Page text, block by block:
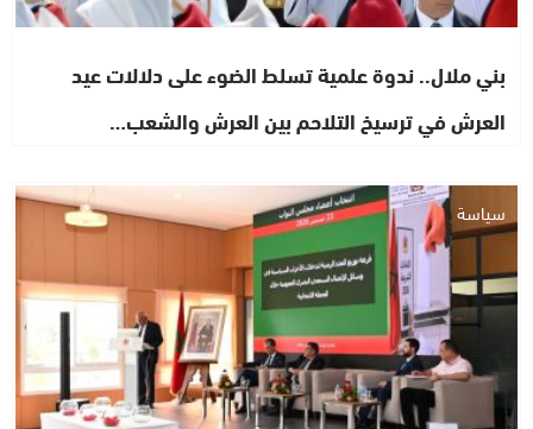
بني ملال.. ندوة علمية تسلط الضوء على دلالات عيد
العرش في ترسيخ التلاحم بين العرش والشعب…
سياسة